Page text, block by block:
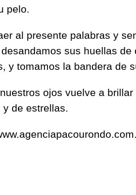
pelo.
al presente palabras y
sus huellas de
y tomamos la bandera de
ojos vuelve a
de estrellas.